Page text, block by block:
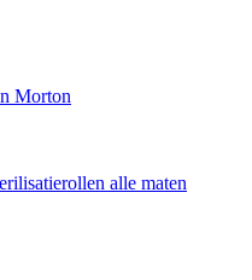
Morton
alle maten